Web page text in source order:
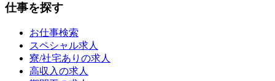
仕事を探す
お仕事検索
スペシャル求人
寮/社宅ありの求人
高収入の求人